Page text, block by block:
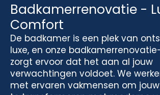
Badkamerrenovatie -
Comfort
De badkamer is een plek van
luxe, en onze
zorgt ervoor dat het aan al jouw
verwachtingen voldoet. We
met ervaren vakmensen om